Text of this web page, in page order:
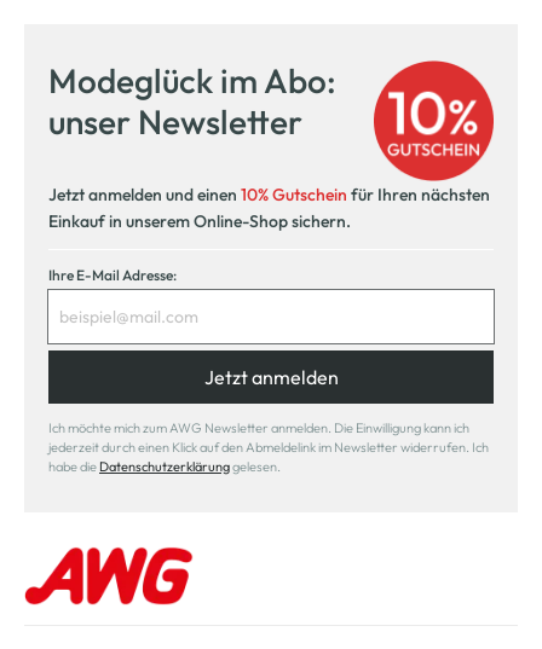
Modeglück im Abo:
unser Newsletter
Jetzt anmelden und einen 10% Gutschein für Ihren nächsten
Einkauf in unserem Online-Shop sichern.
Ihre E-Mail Adresse:
Jetzt anmelden
Ich möchte mich zum AWG Newsletter anmelden. Die Einwilligung kann ich
jederzeit durch einen Klick auf den Abmeldelink im Newsletter widerrufen. Ich
habe die Datenschutzerklärunggelesen.